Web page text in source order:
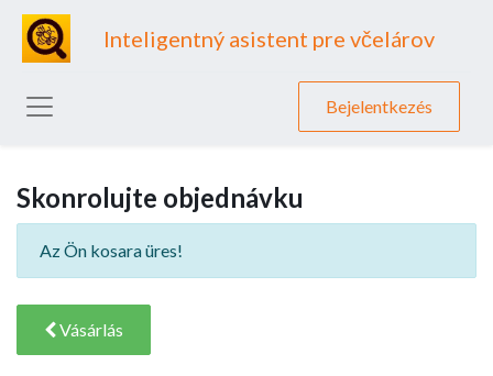
Inteligentný asistent pre včelárov
Bejelentkezés
Skonrolujte objednávku
Az Ön kosara üres!
Vásárlás